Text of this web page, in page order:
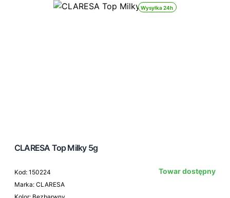
Wysyłka 24h
CLARESA Top Milky 5g
Kod: 150224
Marka: CLARESA
Towar dostępny